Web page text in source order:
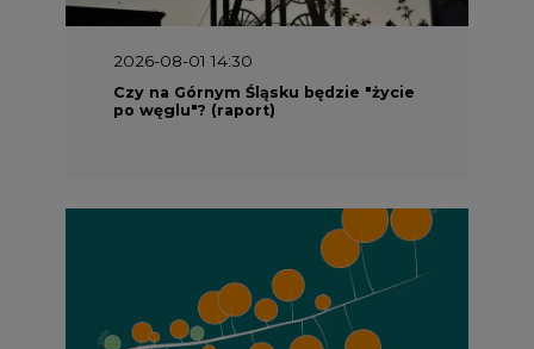
2026-08-01 14:30
Czy na Górnym Śląsku będzie "życie
po węglu"? (raport)